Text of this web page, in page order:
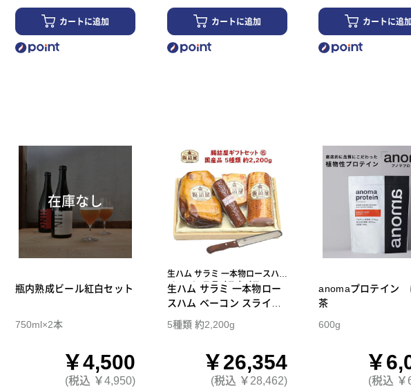
カートに追加 カートに追加 カートに追加
在庫なし
瓶内熟成ビール紅白セット
750ml×2本
￥4,500
(税込 ￥4,950)
生ハム サラミ 一本物ロースハム
ベーコン スライスナイフ
生ハム サラミ 一本物ロー
スハム ベーコン スライス
ナイフ 腸詰屋 ギフトセッ
ト 15
5種類 約2,200g
￥26,354
(税込 ￥28,462)
anomaプロテイン
茶
600g
￥
(税込 ￥